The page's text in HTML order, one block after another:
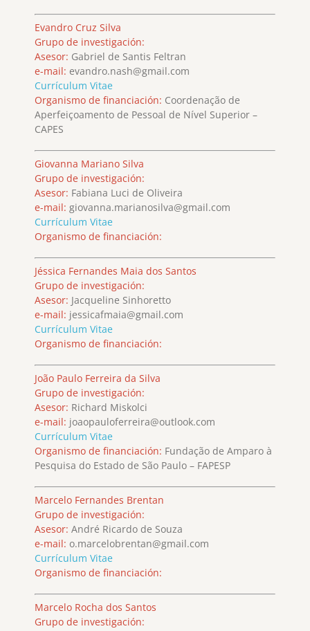
Evandro Cruz Silva
Grupo de investigación:
Asesor: Gabriel de Santis Feltran
e-mail: evandro.nash@gmail.com
Currículum Vitae
Organismo de financiación: Coordenação de
Aperfeiçoamento de Pessoal de Nível Superior –
CAPES
Giovanna Mariano Silva
Grupo de investigación:
Asesor: Fabiana Luci de Oliveira
e-mail: giovanna.marianosilva@gmail.com
Currículum Vitae
Organismo de financiación:
Jéssica Fernandes Maia dos Santos
Grupo de investigación:
Asesor: Jacqueline Sinhoretto
e-mail: jessicafmaia@gmail.com
Currículum Vitae
Organismo de financiación:
João Paulo Ferreira da Silva
Grupo de investigación:
Asesor: Richard Miskolci
e-mail: joaopauloferreira@outlook.com
Currículum Vitae
Organismo de financiación: Fundação de Amparo à
Pesquisa do Estado de São Paulo – FAPESP
Marcelo Fernandes Brentan
Grupo de investigación:
Asesor: André Ricardo de Souza
e-mail: o.marcelobrentan@gmail.com
Currículum Vitae
Organismo de financiación:
Marcelo Rocha dos Santos
Grupo de investigación: